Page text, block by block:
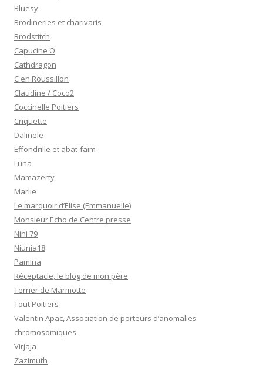
Bluesy
Brodineries et charivaris
Brodstitch
Capucine O
Cathdragon
C en Roussillon
Claudine / Coco2
Coccinelle Poitiers
Criquette
Dalinele
Effondrille et abat-faim
Luna
Mamazerty
Marlie
Le marquoir d’Elise (Emmanuelle)
Monsieur Echo de Centre presse
Nini 79
Niunia18
Pamina
Réceptacle, le blog de mon père
Terrier de Marmotte
Tout Poitiers
Valentin Apac, Association de porteurs d’anomalies
chromosomiques
Virjaja
Zazimuth